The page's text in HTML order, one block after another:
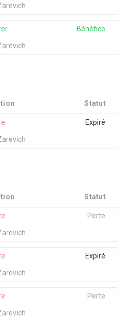
Bénéfice
Statut
Expiré
Statut
Perte
Expiré
Perte